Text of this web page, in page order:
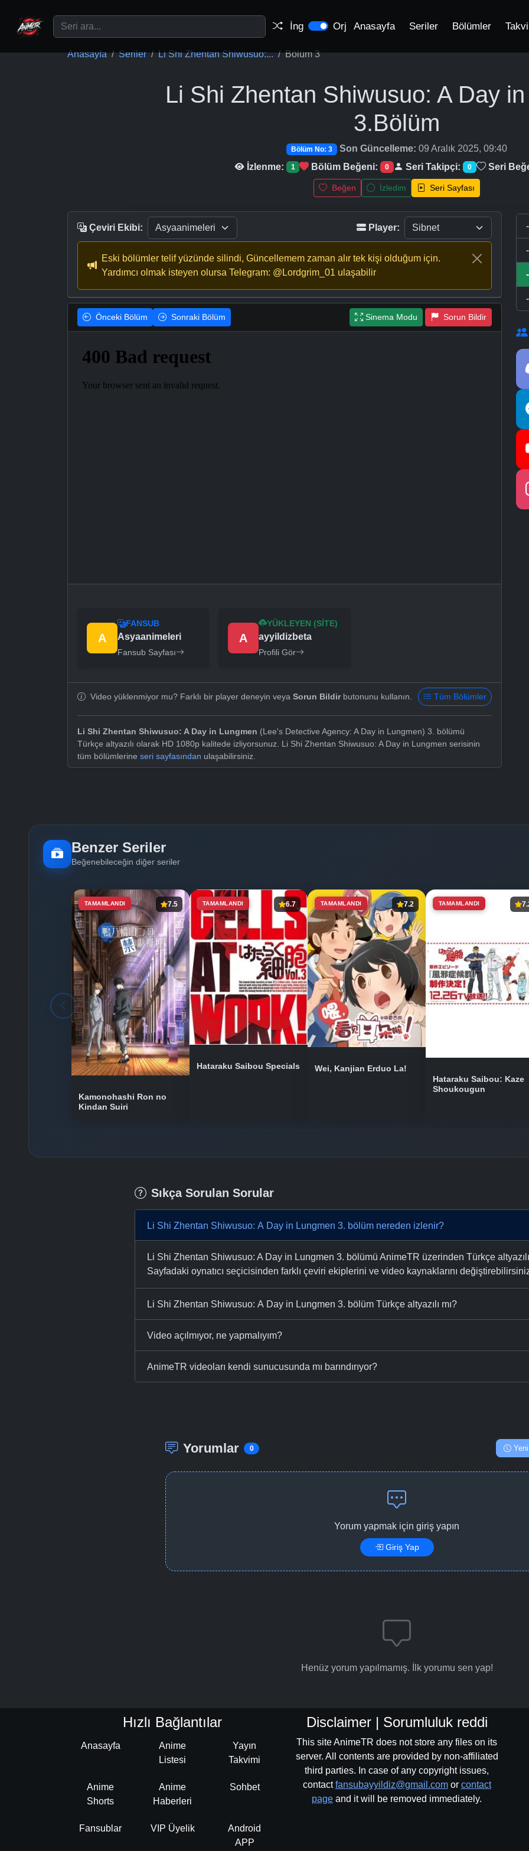
İng Orj Anasayfa Seriler Bölümler
Anasayfa Seriler Li Shi Zhentan Shiwusuo:... Bölüm 3
Li Shi Zhentan Shiwusuo: A Day
3.Bölüm
Bölüm No: 3 Son Güncelleme: 09 Aralık 2025, 09:40
İzlenme:
1 Bölüm Beğeni: 0 Seri Takipçi: 0 Seri
Beğen İzledim Seri Sayfası
Çeviri Ekibi: Player:
Eski bölümler telif yüzünde silindi, Güncellemem zaman alır tek kişi olduğum için.
Yardımcı olmak isteyen olursa Telegram: @Lordgrim_01 ulaşabilir
Önceki Bölüm Sonraki Bölüm Sinema Modu Sorun Bildir
A
FANSUB
Asyaanimeleri
Fansub Sayfası
A
YÜKLEYEN (SITE)
ayyildizbeta
Profili Gör
Video yüklenmiyor mu? Farklı bir player deneyin veya Sorun Bildirbutonunu kullanın. Tüm Bölümler
Li Shi Zhentan Shiwusuo: A Day in Lungmen (Lee's Detective Agency: A Day in Lungmen) 3. bölümü
Türkçe altyazılı olarak HD 1080p kalitede izliyorsunuz. Li Shi Zhentan Shiwusuo: A Day in Lungmen serisinin
tüm bölümlerine seri sayfasından ulaşabilirsiniz.
Benzer Seriler
Beğenebileceğin diğer seriler
TAMAMLANDI 7.5
Kamonohashi Ron no
Kindan Suiri
TAMAMLANDI 6.7
Hataraku Saibou Specials
TAMAMLANDI 7.2
Wei, Kanjian Erduo La!
TAMAMLANDI
Hataraku Saibou: Kaze
Shoukougun
Sıkça Sorulan Sorular
Li Shi Zhentan Shiwusuo: A Day in Lungmen 3. bölüm nereden izlenir?
Li Shi Zhentan Shiwusuo: A Day in Lungmen 3. bölümü AnimeTR üzerinden Türkçe
Sayfadaki oynatıcı seçicisinden farklı çeviri ekiplerini ve video kaynaklarını
Li Shi Zhentan Shiwusuo: A Day in Lungmen 3. bölüm Türkçe altyazılı mı?
Video açılmıyor, ne yapmalıyım?
AnimeTR videoları kendi sunucusunda mı barındırıyor?
Yorumlar 0 Yeni
Yorum yapmak için giriş yapın
Giriş Yap
Henüz yorum yapılmamış. İlk yorumu sen yap!
Hızlı Bağlantılar
Anasayfa
Anime
Listesi
Yayın
Takvimi
Anime
Shorts
Anime
Haberleri
Sohbet
Fansublar VIP Üyelik
Android
APP
Disclaimer | Sorumluluk reddi
This site AnimeTR does not store any files on its
server. All contents are provided by non-affiliated
third parties. In case of any copyright issues,
contactfansubayyildiz@gmail.comor contact
page and it will be removed immediately.